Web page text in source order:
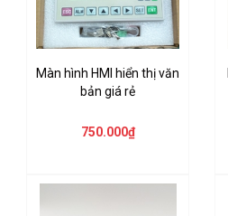
Màn hình HMI hiển thị văn
bản giá rẻ
750.000₫